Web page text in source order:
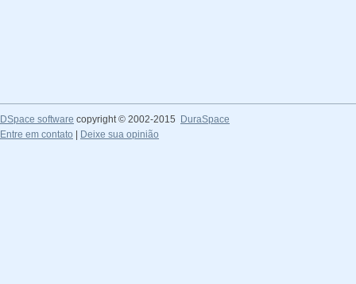
DSpace software copyright © 2002-2015
DuraSpace
Entre em contato
Deixe sua opinião